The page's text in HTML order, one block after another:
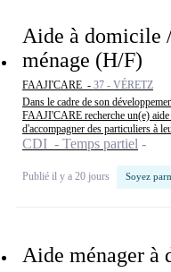
Aide à domicile
ménage (H/F)
FAAJI'CARE - 37 - VÉRETZ
Dans le cadre de son
FAAJI'CARE recherche un(e)
d'accompagner des particuliers à
CDI - Temps partiel
Publié il y a 20 jours Soyez
Aide ménager